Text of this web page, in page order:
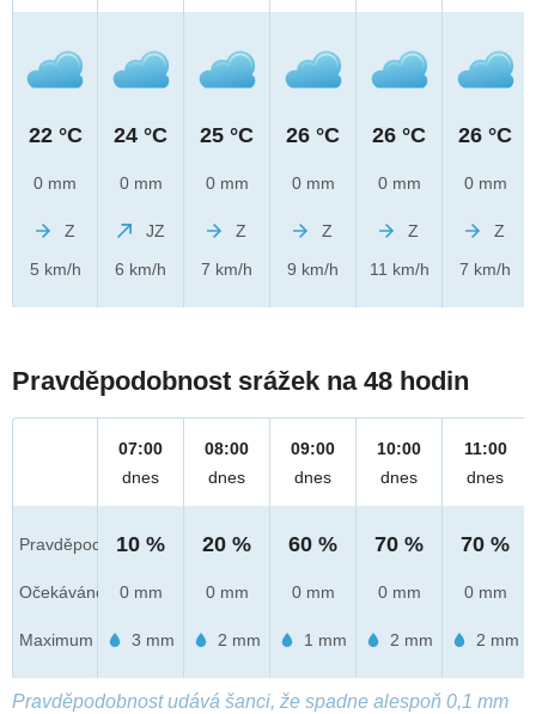
22 °C
0 mm
Z
5 km/h
24 °C
0 mm
JZ
6 km/h
25 °C
0 mm
Z
7 km/h
26 °C
0 mm
Z
9 km/h
26 °C
0 mm
Z
11 km/h
26 °C
0 mm
Z
7 km/h
Pravděpodobnost srážek na 48 hodin
Pravděpod.
Očekáváno
Maximum
07:00
dnes
10 %
0 mm
3 mm
08:00
dnes
20 %
0 mm
2 mm
09:00
dnes
60 %
0 mm
1 mm
10:00
dnes
70 %
0 mm
2 mm
11:00
dnes
70 %
0 mm
2 mm
Pravděpodobnost udává šanci, že spadne alespoň 0,1 mm